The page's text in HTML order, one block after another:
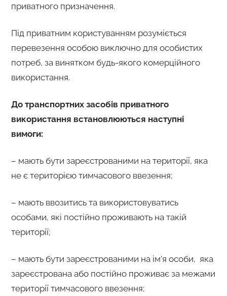
приватного призначення.
Під приватним користуванням розуміється
перевезення особою виключно для особистих
потреб, за винятком будь-якого комерційного
використання.
До транспортних засобів приватного
використання встановлюються наступні
вимоги:
– мають бути зареєстрованими на території, яка
не є територією тимчасового ввезення;
– мають ввозитись та використовуватись
особами, які постійно проживають на такій
території;
– мають бути зареєстрованими на ім’я особи, яка
зареєстрована або постійно проживає за межами
території тимчасового ввезення;